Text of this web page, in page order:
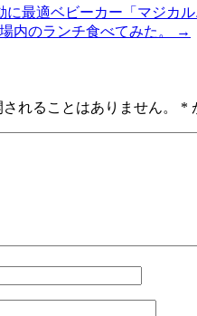
に最適ベビーカー「マジカル
内のランチ食べてみた。
→
れることはありません。 *